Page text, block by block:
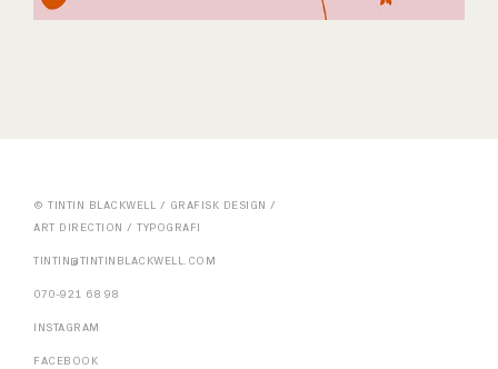
© TINTIN BLACKWELL / GRAFISK DESIGN /
ART DIRECTION / TYPOGRAFI
TINTIN@TINTINBLACKWELL.COM
070-921 68 98
INSTAGRAM
FACEBOOK